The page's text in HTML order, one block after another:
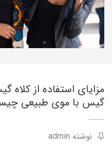
مزایای استفاده از کلاه
گیس با موی طبیعی
نوشته admin